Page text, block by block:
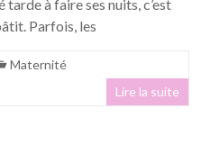
à faire ses nuits, c’est
Parfois, les
Maternité
Lire la suite